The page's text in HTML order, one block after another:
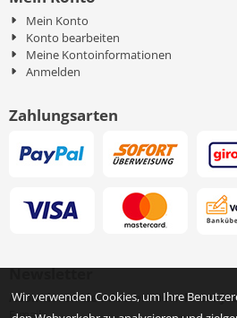
Mein Konto
Konto bearbeiten
Meine Kontoinformationen
Anmelden
Zahlungsarten
Newsletter
Abonnieren sie unseren Newsletter
E-mail:Geben Sie Ihre E-Mail-Adresse für
Wir verwenden Cookies, um Ihre